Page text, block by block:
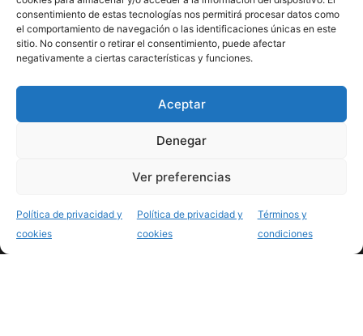
consentimiento de estas tecnologías nos permitirá procesar datos como
el comportamiento de navegación o las identificaciones únicas en este
sitio. No consentir o retirar el consentimiento, puede afectar
negativamente a ciertas características y funciones.
Aceptar
Denegar
Ver preferencias
Política de privacidad y
cookies
Política de privacidad y
cookies
Términos y
condiciones
Síguenos
cinfo en medios
Menciones en prensa